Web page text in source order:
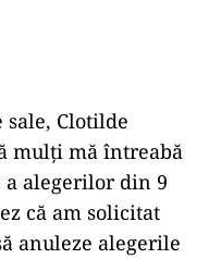
Clotilde
mulți mă întreabă
a alegerilor din 9
că am solicitat
anuleze alegerile